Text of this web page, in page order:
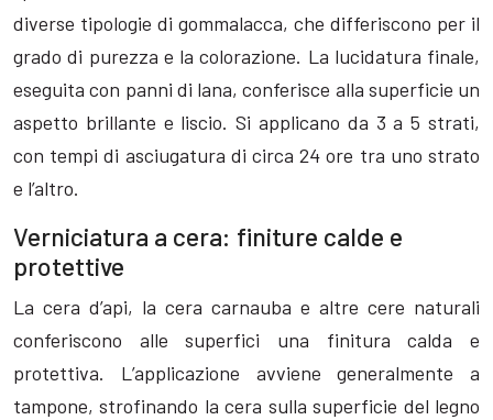
diverse tipologie di gommalacca, che differiscono per il
grado di purezza e la colorazione. La lucidatura finale,
eseguita con panni di lana, conferisce alla superficie un
aspetto brillante e liscio. Si applicano da 3 a 5 strati,
con tempi di asciugatura di circa 24 ore tra uno strato
e l’altro.
Verniciatura a cera: finiture calde e
protettive
La cera d’api, la cera carnauba e altre cere naturali
conferiscono alle superfici una finitura calda e
protettiva. L’applicazione avviene generalmente a
tampone, strofinando la cera sulla superficie del legno